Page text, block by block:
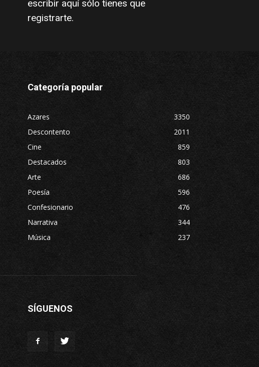
escribir aquí sólo tienes que
registrarte.
Categoría popular
Azares
3350
Descontento
2011
Cine
859
Destacados
803
Arte
686
Poesía
596
Confesionario
476
Narrativa
344
Música
237
SÍGUENOS